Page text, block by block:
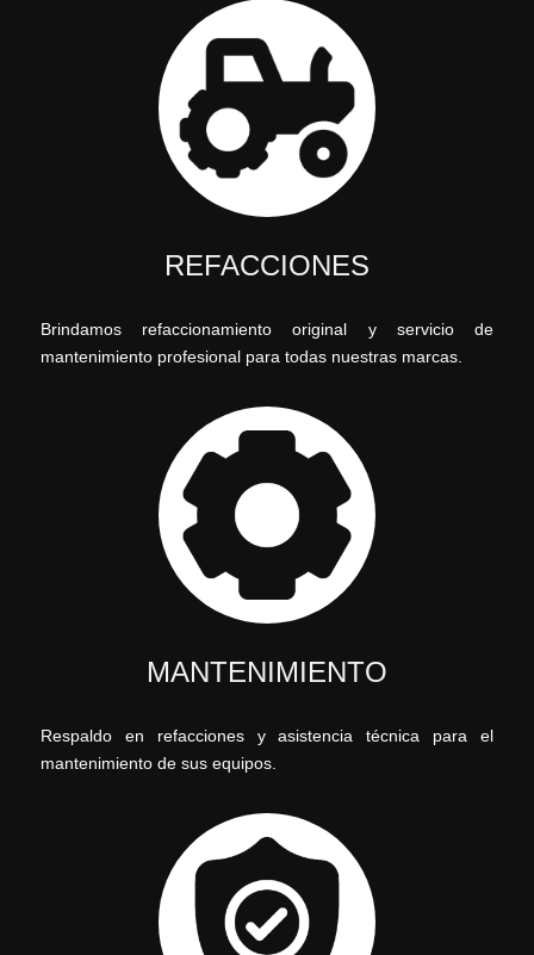
REFACCIONES
Brindamos refaccionamiento original y servicio de
mantenimiento profesional para todas nuestras marcas.
MANTENIMIENTO
Respaldo en refacciones y asistencia técnica para el
mantenimiento de sus equipos.